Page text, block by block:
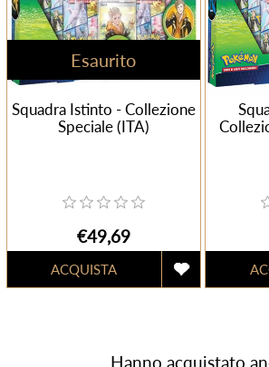
Esaurito
Squadra Istinto - Collezione
Speciale (ITA)
€49,69
Hanno acquistato